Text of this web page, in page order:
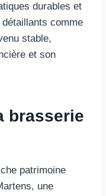
durables et
comme
stable,
et son
brasserie
patrimoine
une